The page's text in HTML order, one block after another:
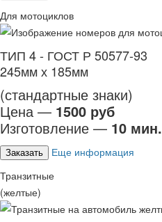
Для мотоциклов
ТИП 4 - ГОСТ Р 50577-93
245мм х 185мм
(стандартные знаки)
Цена — 1500 руб
Изготовление — 10 мин.
Заказать
Еще информация
Транзитные
(желтые)